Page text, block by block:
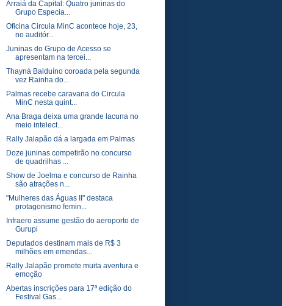
Arraiá da Capital: Quatro juninas do
Grupo Especia...
Oficina Circula MinC acontece hoje, 23,
no auditór...
Juninas do Grupo de Acesso se
apresentam na tercei...
Thayná Balduíno coroada pela segunda
vez Rainha do...
Palmas recebe caravana do Circula
MinC nesta quint...
Ana Braga deixa uma grande lacuna no
meio intelect...
Rally Jalapão dá a largada em Palmas
Doze juninas competirão no concurso
de quadrilhas ...
Show de Joelma e concurso de Rainha
são atrações n...
"Mulheres das Águas II" destaca
protagonismo femin...
Infraero assume gestão do aeroporto de
Gurupi
Deputados destinam mais de R$ 3
milhões em emendas...
Rally Jalapão promete muita aventura e
emoção
Abertas inscrições para 17ª edição do
Festival Gas...